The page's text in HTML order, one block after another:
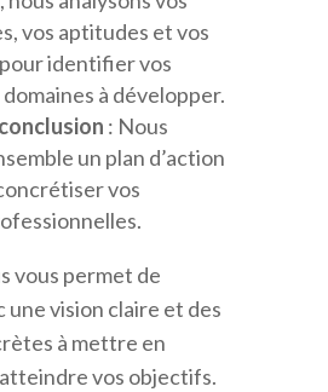
vos aptitudes et vos
identifier vos
à développer.
: Nous
un plan d’action
vos
vous permet de
une vision claire et des
à mettre en
vos objectifs.